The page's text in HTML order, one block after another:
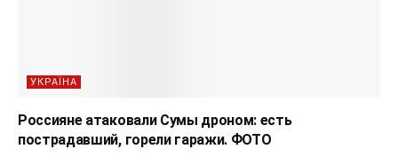
УКРАЇНА
Россияне атаковали Сумы дроном: есть
пострадавший, горели гаражи. ФОТО